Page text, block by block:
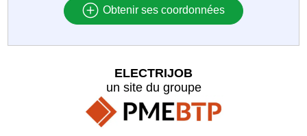
Obtenir ses coordonnées
ELECTRIJOB
un site du groupe